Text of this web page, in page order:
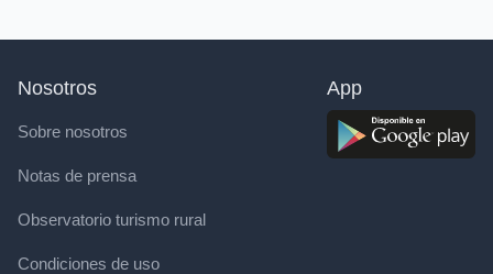
Nosotros
Sobre nosotros
Notas de prensa
Observatorio turismo rural
Condiciones de uso
App